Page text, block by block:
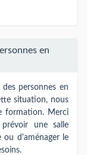
en
personnes en
situation, nous
formation. Merci
une salle
ou d'aménager le